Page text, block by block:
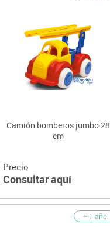
Camión bomberos jumbo 28
cm
Precio
Consultar aquí
+ 1 año